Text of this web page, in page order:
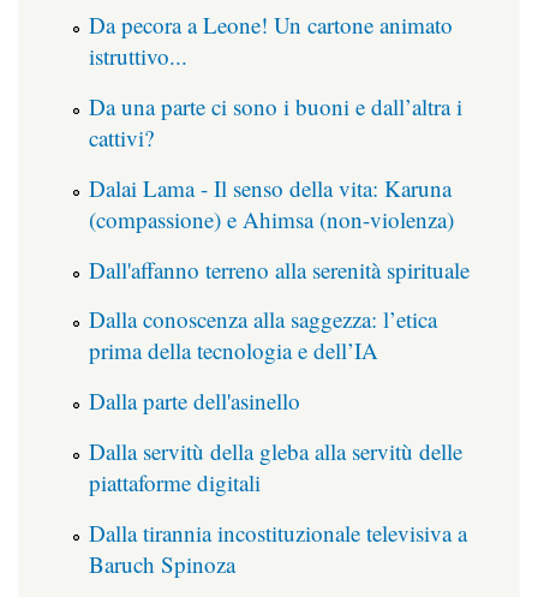
Da pecora a Leone! Un cartone animato
istruttivo...
Da una parte ci sono i buoni e dall’altra i
cattivi?
Dalai Lama - Il senso della vita: Karuna
(compassione) e Ahimsa (non-violenza)
Dall'affanno terreno alla serenità spirituale
Dalla conoscenza alla saggezza: l’etica
prima della tecnologia e dell’IA
Dalla parte dell'asinello
Dalla servitù della gleba alla servitù delle
piattaforme digitali
Dalla tirannia incostituzionale televisiva a
Baruch Spinoza